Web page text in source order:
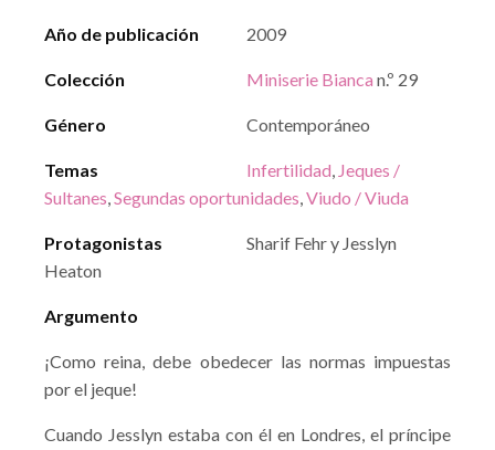
Año de publicación 2009
Colección Miniserie Bianca n.º 29
Género Contemporáneo
Temas Infertilidad, Jeques /
Sultanes,Segundas oportunidades,Viudo / Viuda
Protagonistas
Sharif Fehr y Jesslyn
Heaton
Argumento
¡Como reina, debe obedecer las normas impuestas
por el jeque!
Cuando Jesslyn estaba con él en Londres, el príncipe